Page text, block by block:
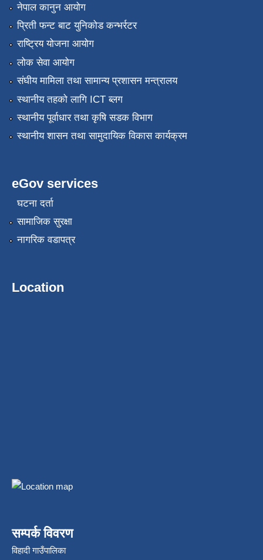
नेपाल कानुन आयोग
प्रिती फन्ट बाट युनिकोड कन्भर्रटर
राष्ट्रिय योजना आयोग
लोक सेवा आयोग
संघीय मामिला तथा सामान्य प्रशासन मन्त्रालय
स्थानीय तहको लागि ICT ब्लग
स्थानीय पूर्वाधार तथा कृषि सडक विभाग
स्थानीय शासन तथा सामुदायिक विकास कार्यक्रम
eGov services
घटना दर्ता
सामाजिक सुरक्षा
नागरिक वडापत्र
Location
सम्पर्क विवरण
विहादी गाउँपालिका